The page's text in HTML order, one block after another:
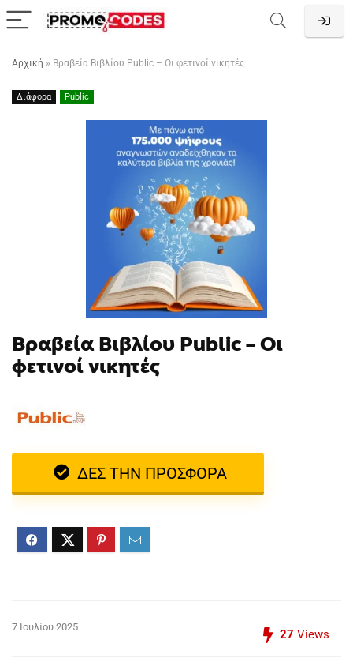
Αρχική » Βραβεία Βιβλίου Public – Οι φετινοί νικητές
Διάφορα Public
Βραβεία Βιβλίου Public – Οι
φετινοί νικητές
ΔΕΣ ΤΗΝ ΠΡΟΣΦΟΡΑ
7 Ιουλίου 2025
27 Views